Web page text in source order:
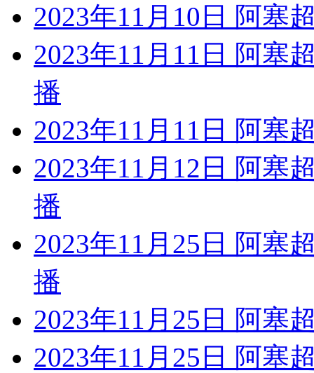
2023年11月10日 阿塞
2023年11月11日 阿塞
播
2023年11月11日 阿塞
2023年11月12日 阿塞
播
2023年11月25日 阿塞
播
2023年11月25日 阿塞
2023年11月25日 阿塞